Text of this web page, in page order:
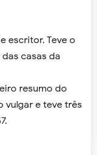
escritor. Teve o
casas da
resumo do
vulgar e teve três